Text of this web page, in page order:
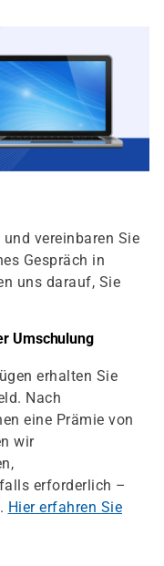
vereinbaren Sie
Gespräch in
uns darauf, Sie
Umschulung
erhalten Sie
Nach
eine Prämie von
wir
erforderlich –
Hier erfahren Sie